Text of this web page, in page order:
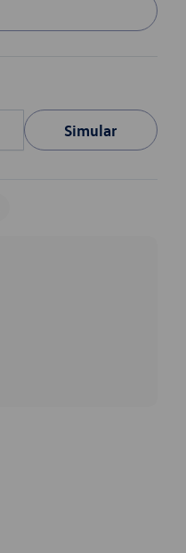
Simular